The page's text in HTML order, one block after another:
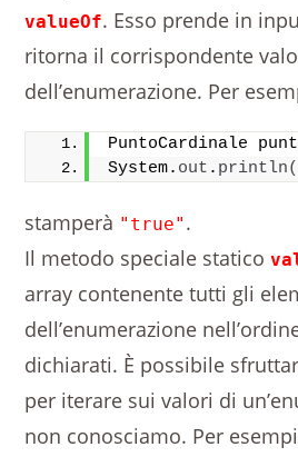
valueOf. Esso prende in
ritorna il corrispondente
dell’enumerazione. Per
PuntoCardinale
System. out . println(
stamperà "true" .
Il metodo speciale statico
array contenente tutti gli
dell’enumerazione
dichiarati. È possibile
per iterare sui valori di
non conosciamo. Per